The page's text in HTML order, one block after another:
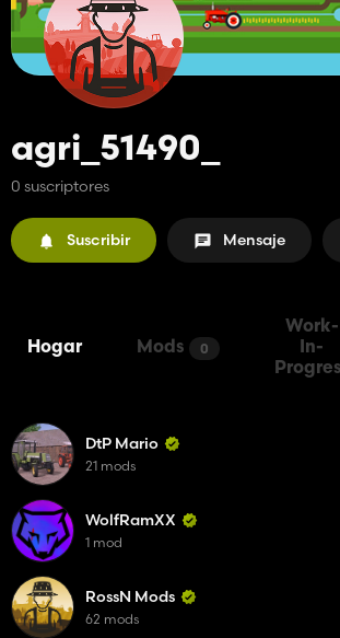
agri_51490_
0 suscriptores
Suscribir Mensaje
Hogar Mods 0
Work-
In-
DtP Mario
21 mods
WolfRamXX
1 mod
RossN Mods
62 mods